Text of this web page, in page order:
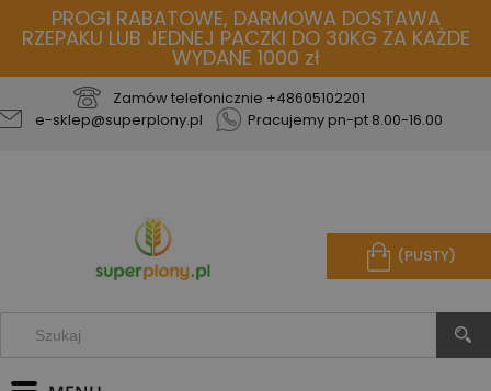
PROGI RABATOWE, DARMOWA DOSTAWA
RZEPAKU LUB JEDNEJ PACZKI DO 30KG ZA KAŻDE
WYDANE 1000 zł
Zamów telefonicznie +48605102201
e-sklep@superplony.pl
Pracujemy pn-pt 8.00-16.00
(PUSTY)